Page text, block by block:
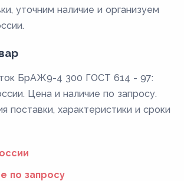
уточним наличие и организуем
БрАЖ9-4 300 ГОСТ 614 - 97:
Цена и наличие по запросу.
поставки, характеристики и сроки
по запросу